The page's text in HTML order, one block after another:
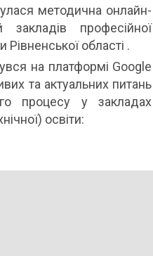
онлайн
методична онлайн-
закладів професійної
Рівненської області .
на платформі Google
та актуальних питань
процесу у закладах
освіти: